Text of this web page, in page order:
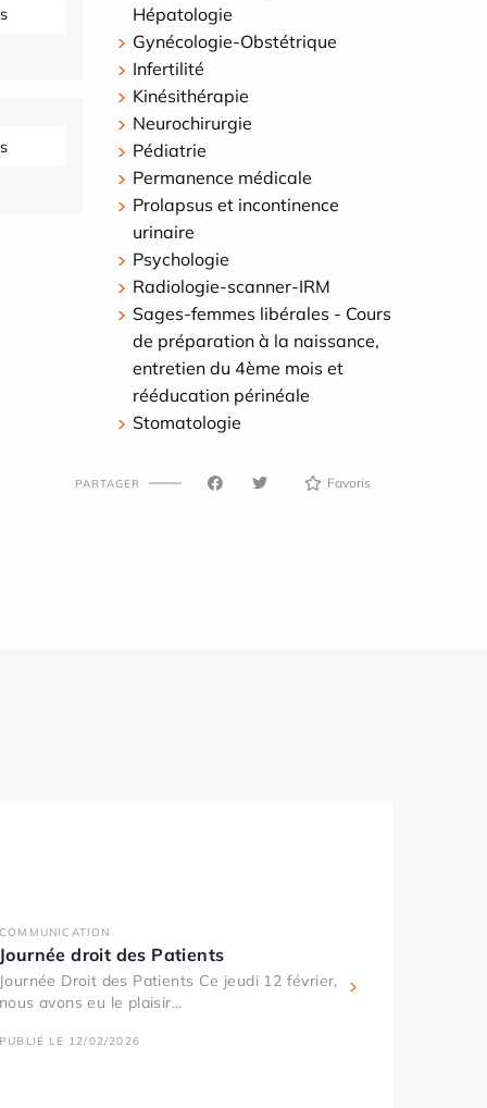
Hépatologie
Gynécologie-Obstétrique
Infertilité
Kinésithérapie
Neurochirurgie
Pédiatrie
Permanence médicale
Prolapsus et incontinence
urinaire
Psychologie
Radiologie-scanner-IRM
Sages-femmes libérales - Cours
de préparation à la naissance,
entretien du 4ème mois et
rééducation périnéale
Stomatologie
PARTAGER Favoris
droit des Patients
Droit des Patients Ce jeudi 12 février,
avons eu le plaisir...
LE 12/02/2026